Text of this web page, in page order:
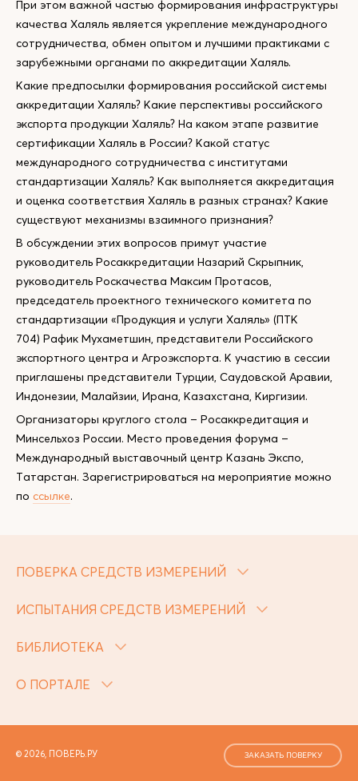
При этом важной частью формирования инфраструктуры
качества Халяль является укрепление международного
сотрудничества, обмен опытом и лучшими практиками с
зарубежными органами по аккредитации Халяль.
Какие предпосылки формирования российской системы
аккредитации Халяль? Какие перспективы российского
экспорта продукции Халяль? На каком этапе развитие
сертификации Халяль в России? Какой статус
международного сотрудничества с институтами
стандартизации Халяль? Как выполняется аккредитация
и оценка соответствия Халяль в разных странах? Какие
существуют механизмы взаимного признания?
В обсуждении этих вопросов примут участие
руководитель Росаккредитации Назарий Скрыпник,
руководитель Роскачества Максим Протасов,
председатель проектного технического комитета по
стандартизации «Продукция и услуги Халяль» (ПТК
704) Рафик Мухаметшин, представители Российского
экспортного центра и Агроэкспорта. К участию в сессии
приглашены представители Турции, Саудовской Аравии,
Индонезии, Малайзии, Ирана, Казахстана, Киргизии.
Организаторы круглого стола – Росаккредитация и
Минсельхоз России. Место проведения форума –
Международный выставочный центр Казань Экспо,
Татарстан. Зарегистрироваться на мероприятие можно
по ссылке.
ПОВЕРКА СРЕДСТВ ИЗМЕРЕНИЙ
ИСПЫТАНИЯ СРЕДСТВ ИЗМЕРЕНИЙ
БИБЛИОТЕКА
О ПОРТАЛЕ
© 2026, ПОВЕРЬ.РУ ЗАКАЗАТЬ ПОВЕРКУ